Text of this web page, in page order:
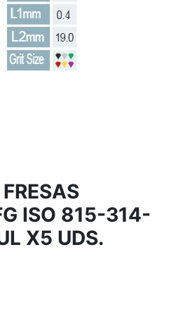
ISO 815-314-
X5 UDS.